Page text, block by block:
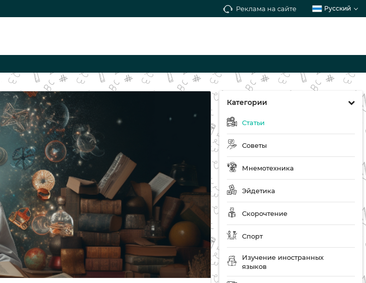
Реклама на сайте Русский
Категории
Статьи
Советы
Мнемотехника
Эйдетика
Скорочтение
Спорт
Изучение иностранных
языков